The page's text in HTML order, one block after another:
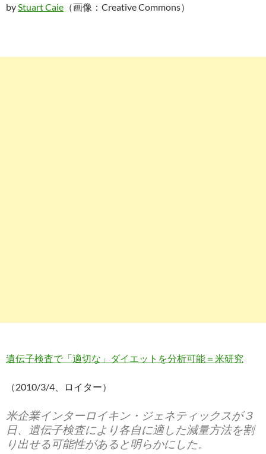
byStuart Caie （画像：Creative Commons）
遺伝子検査で「適切な」ダイエットを分析可能＝米研究
（2010/3/4、ロイター）
米企業インターロイキン・ジェネティックスが３
日、遺伝子検査により各自に適した減量方法を割
り出せる可能性があると明らかにした。